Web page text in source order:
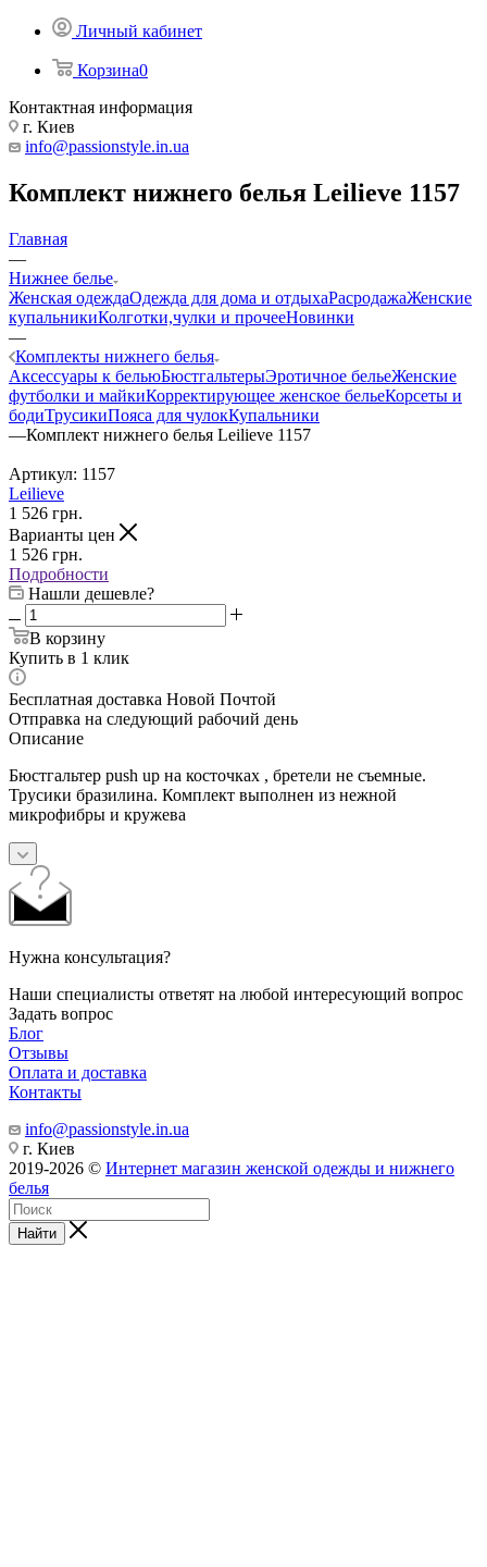
Личный кабинет
Корзина0
Контактная информация
г. Киев
info@passionstyle.in.ua
Комплект нижнего белья Leilieve 1157
Главная
—
Нижнее белье
Женская одеждаОдежда для дома и отдыхаРасродажаЖенские
купальникиКолготки,чулки и прочееНовинки
—
Комплекты нижнего белья
Аксессуары к бельюБюстгальтерыЭротичное бельеЖенские
футболки и майкиКорректирующее женское бельеКорсеты и
бодиТрусикиПояса для чулокКупальники
—Комплект нижнего белья Leilieve 1157
Артикул: 1157
Leilieve
1 526 грн.
Варианты цен
1 526 грн.
Подробности
Нашли дешевле?
В корзину
Купить в 1 клик
Бесплатная доставка Новой Почтой
Отправка на следующий рабочий день
Описание
Бюстгальтер push up на косточках , бретели не съемные.
Трусики бразилина. Комплект выполнен из нежной
микрофибры и кружева
Нужна консультация?
Наши специалисты ответят на любой интересующий вопрос
Задать вопрос
Блог
Отзывы
Оплата и доставка
Контакты
info@passionstyle.in.ua
г. Киев
2019-2026 © Интернет магазин женской одежды и нижнего
белья
Найти